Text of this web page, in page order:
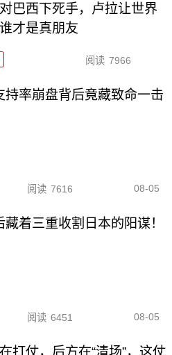
巴西下死手，卢拉让世界
才是真朋友
阅读 7966
率崩盘背后竟藏致命一击
阅读 7616 08-05
着三重收割日本的阳谋！
阅读 6451 08-05